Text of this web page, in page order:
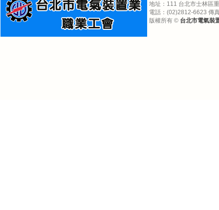
地址：111 台北市士林區
電話：(02)2812-6623 傳
版權所有 © 台北市電氣裝